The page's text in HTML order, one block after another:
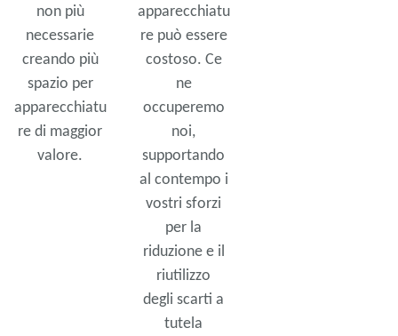
non più
necessarie
creando più
spazio per
apparecchiatu
re di maggior
valore.
apparecchiatu
re può essere
costoso. Ce
ne
occuperemo
noi,
supportando
al contempo i
vostri sforzi
per la
riduzione e il
riutilizzo
degli scarti a
tutela